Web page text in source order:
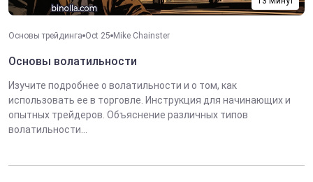
Основы трейдинга Oct 25 Mike Chainster
Основы волатильности
Изучите подробнее о волатильности и о том, как
использовать ее в торговле. Инструкция для начинающих и
опытных трейдеров. Объяснение различных типов
волатильности...